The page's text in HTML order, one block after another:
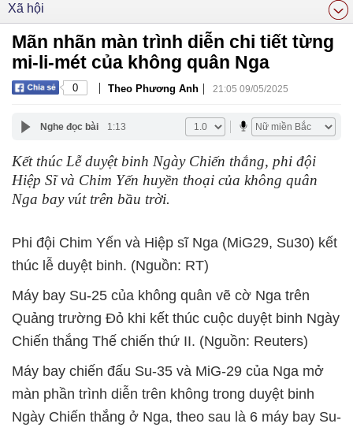
Xã hội
Mãn nhãn màn trình diễn chi tiết từng
mi-li-mét của không quân Nga
0 | Theo Phương Anh | 21:05 09/05/2025
Nghe đọc bài 1:13
Kết thúc Lễ duyệt binh Ngày Chiến thắng, phi đội
Hiệp Sĩ và Chim Yến huyền thoại của không quân
Nga bay vút trên bầu trời.
Phi đội Chim Yến và Hiệp sĩ Nga (MiG29, Su30) kết
thúc lễ duyệt binh. (Nguồn: RT)
Máy bay Su-25 của không quân vẽ cờ Nga trên
Quảng trường Đỏ khi kết thúc cuộc duyệt binh Ngày
Chiến thắng Thế chiến thứ II. (Nguồn: Reuters)
Máy bay chiến đấu Su-35 và MiG-29 của Nga mở
màn phần trình diễn trên không trong duyệt binh
Ngày Chiến thắng ở Nga, theo sau là 6 máy bay Su-